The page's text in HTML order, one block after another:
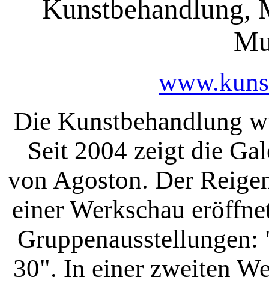
Kunstbehandlung,
Die Kunstbehandlung
Seit 2004 zeigt die
von Agoston. Der
einer Werkschau
30". In einer zweiten